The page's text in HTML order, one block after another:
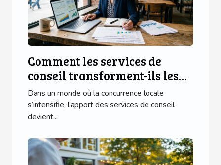
Comment les services de
conseil transforment-ils les
entreprises locales ?
Dans un monde où la concurrence locale
s’intensifie, l’apport des services de conseil
devient...